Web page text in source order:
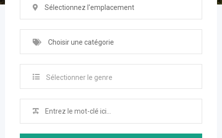
Sélectionnez l'emplacement
Choisir une catégorie
Sélectionner le genre